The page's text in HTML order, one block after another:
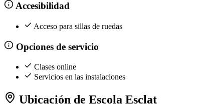
Accesibilidad
Acceso para sillas de ruedas
Opciones de servicio
Clases online
Servicios en las instalaciones
Ubicación de Escola Esclat